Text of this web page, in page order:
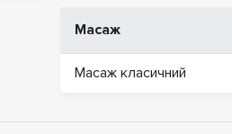
Масаж
Масаж класичний